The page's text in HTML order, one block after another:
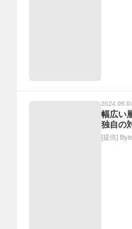
幅広い
独自の
[提供]